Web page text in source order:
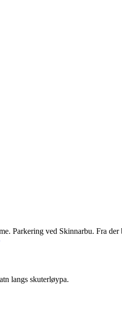
Parkering ved Skinnarbu. Fra
langs skuterløypa.